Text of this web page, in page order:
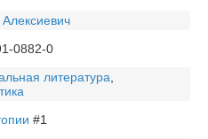
0882-0
литература,
#1